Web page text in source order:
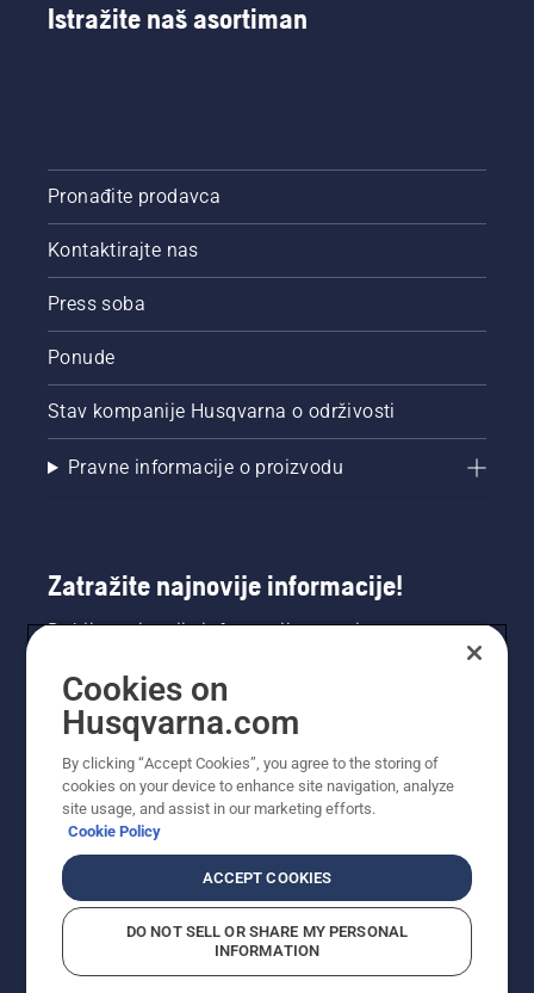
Istražite naš asortiman
Pronađite prodavca
Kontaktirajte nas
Press soba
Ponude
Stav kompanije Husqvarna o održivosti
Pravne informacije o proizvodu
Zatražite najnovije informacije!
Dobijte najnovije informacije o novim
toga. Ovdje se registrirajte za naš bilten.
Cookies on
Husqvarna.com
By clicking “Accept Cookies”, you agree to the storing of
cookies on your device to enhance site navigation, analyze
site usage, and assist in our marketing efforts.
Cookie Policy
ACCEPT COOKIES
DO NOT SELL OR SHARE MY PERSONAL
INFORMATION